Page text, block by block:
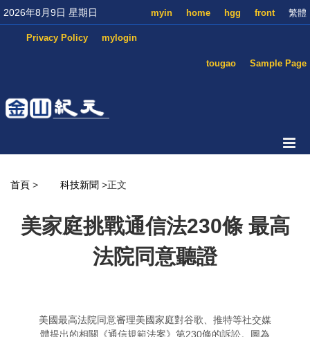
2026年8月9日 星期日 繁體
front
hgg
home
myin
mylogin
Privacy Policy
Sample Page
tougao
首頁 > 科技新聞 >正文
美家庭挑戰通信法230條 最高
法院同意聽證
美國最高法院同意審理美國家庭對谷歌、推特等社交媒
體提出的相關《通信規範法案》第230條的訴訟。圖為